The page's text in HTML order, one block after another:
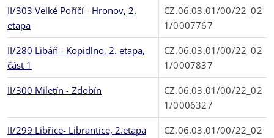
II/303 Velké Poříčí - Hronov, 2.
etapa
CZ.06.03.01/00/22_02
1/0007767
II/280 Libáň - Kopidlno, 2. etapa,
část 1
CZ.06.03.01/00/22_02
1/0007837
II/300 Miletín - Zdobín
CZ.06.03.01/00/22_02
1/0006327
II/299 Libřice- Librantice, 2.etapa
CZ.06.03.01/00/22_02